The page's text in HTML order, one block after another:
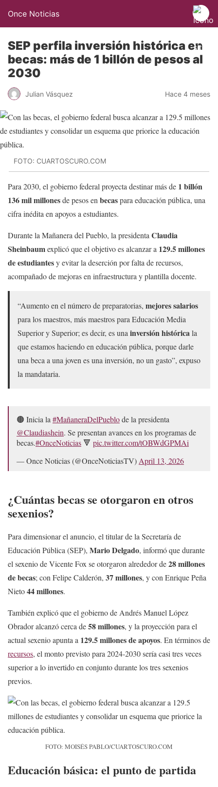
Once Noticias
SEP perfila inversión histórica en
becas: más de 1 billón de pesos al
2030
Julian Vásquez Hace 4 meses
FOTO: CUARTOSCURO.COM
Para 2030, el gobierno federal proyecta destinar más de 1 billón
136 mil millonesde pesos en becaspara educación pública, una
cifra inédita en apoyos a estudiantes.
Durante la Mañanera del Pueblo, la presidenta Claudia
Sheinbaumexplicó que el objetivo es alcanzar a 129.5 millones
de estudiantesy evitar la deserción por falta de recursos,
acompañado de mejoras en infraestructura y plantilla docente.
“Aumento en el número de preparatorias, mejores salarios
para los maestros, más maestros para Educación Media
Superior y Superior; es decir, es una inversión históricala
que estamos haciendo en educación pública, porque darle
una beca a una joven es una inversión, no un gasto”, expuso
la mandataria.
🟤 Inicia la #MañaneraDelPueblode la presidenta
@Claudiashein. Se presentan avances en los programas de
becas.#OnceNoticias 🔻 pic.twitter.com/tOBWdGPMAi
— Once Noticias (@OnceNoticiasTV) April 13, 2026
¿Cuántas becas se otorgaron en otros
sexenios?
Para dimensionar el anuncio, el titular de la Secretaría de
Educación Pública (SEP), Mario Delgado, informó que durante
el sexenio de Vicente Fox se otorgaron alrededor de28 millones
de becas; con Felipe Calderón, 37 millones, y con Enrique Peña
Nieto44 millones.
También explicó que el gobierno de Andrés Manuel López
Obrador alcanzó cerca de58 millones, y la proyección para el
actual sexenio apunta a 129.5 millones de apoyos. En términos de
recursos, el monto previsto para 2024-2030 sería casi tres veces
superior a lo invertido en conjunto durante los tres sexenios
previos.
FOTO: MOISÉS PABLO/CUARTOSCURO.COM
Educación básica: el punto de partida